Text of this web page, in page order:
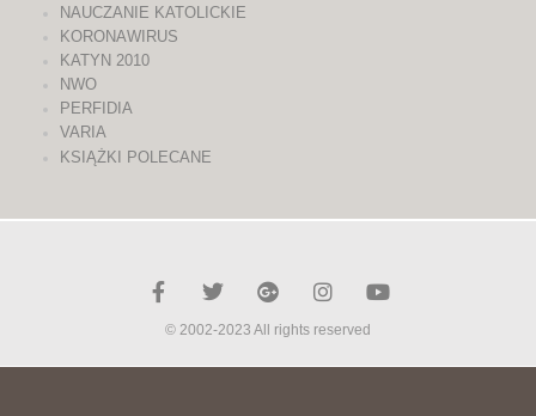
NAUCZANIE KATOLICKIE
KORONAWIRUS
KATYN 2010
NWO
PERFIDIA
VARIA
KSIĄŻKI POLECANE
© 2002-2023 All rights reserved